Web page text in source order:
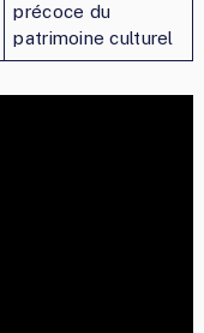
précoce du
patrimoine culturel